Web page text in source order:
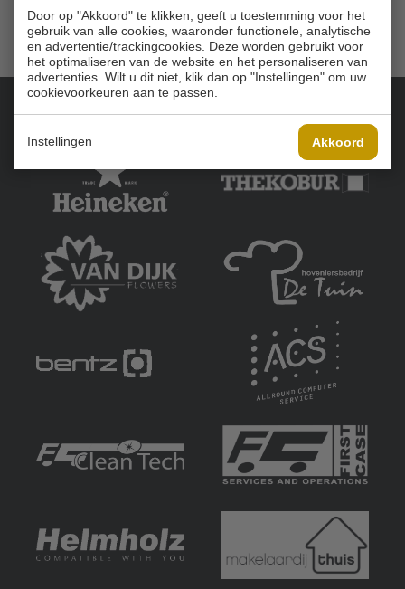
Door op "Akkoord" te klikken, geeft u toestemming voor het
gebruik van alle cookies, waaronder functionele, analytische
en advertentie/trackingcookies. Deze worden gebruikt voor
het optimaliseren van de website en het personaliseren van
advertenties. Wilt u dit niet, klik dan op "Instellingen" om uw
cookievoorkeuren aan te passen.
Instellingen Akkoord